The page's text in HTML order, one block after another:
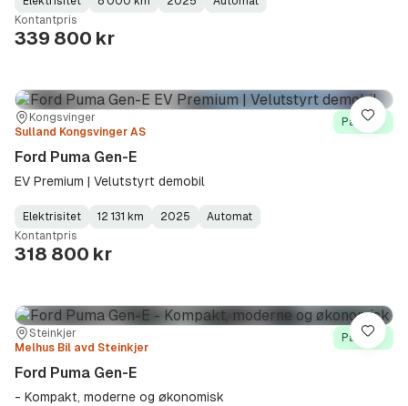
Fuel
Type:
Kilometerstand:
Model
Year:
Gearbox
Type:
Kontantpris
339 800 kr
Sted:Kongsvinger
Forhandler:
Sulland Kongsvinger AS
På lager
Ford Puma Gen-E
EV Premium | Velutstyrt demobil
Fuel
Type:
Elektrisitet
Kilometerstand:
12 131 km
Model
Year:
2025
Gearbox
Type:
Automat
Kontantpris
318 800 kr
Lagre
Sted:
Steinkjer
Forhandler:
Melhus Bil avd Steinkjer
På lager
Ford Puma Gen-E
- Kompakt, moderne og økonomisk
Lagre